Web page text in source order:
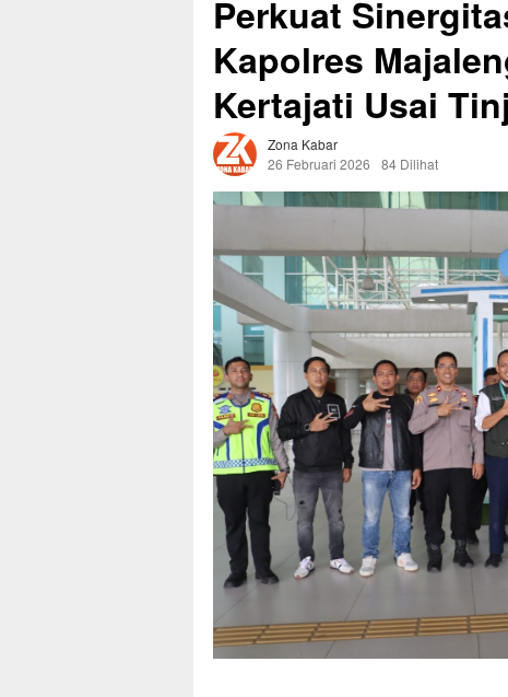
Perkuat
Kapolres
Kertajati Usai
Zona Kabar
26 Februari 2026
84 Dilihat